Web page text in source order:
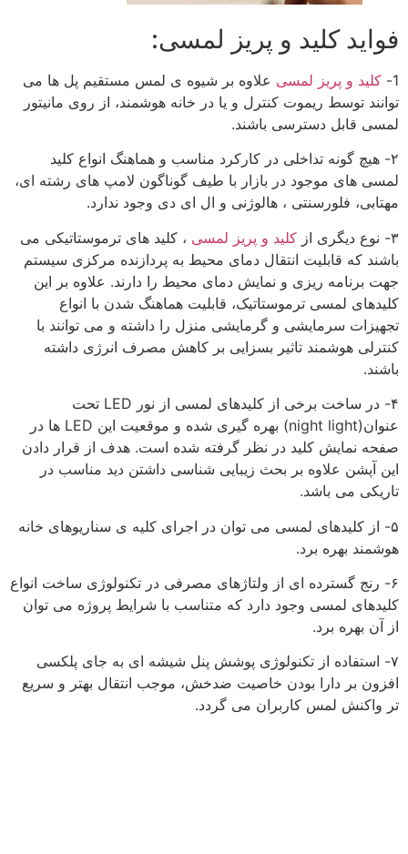
فواید کلید و پریز لمسی:
1- کلید و پریز لمسی علاوه بر شیوه ی لمس مستقیم پل ها می
توانند توسط ریموت کنترل و یا در خانه هوشمند، از روی مانیتور
لمسی قابل دسترسی باشند.
۲- هیچ گونه تداخلی در کارکرد مناسب و هماهنگ انواع کلید
لمسی های موجود در بازار با طیف گوناگون لامپ های رشته ای،
مهتابی، فلورسنتی ، هالوژنی و ال ای دی وجود ندارد.
۳- نوع دیگری از
کلید و پریز لمسی ، کلید های ترموستاتیکی می
باشند که قابلیت انتقال دمای محیط به پردازنده مرکزی سیستم
جهت برنامه ریزی و نمایش دمای محیط را دارند. علاوه بر این
کلیدهای لمسی ترموستاتیک، قابلیت هماهنگ شدن با انواع
تجهیزات سرمایشی و گرمایشی منزل را داشته و می توانند با
کنترلی هوشمند تاثیر بسزایی بر کاهش مصرف انرژی داشته
باشند.
۴- در ساخت برخی از کلیدهای لمسی از نور LED تحت
عنوان(night light) بهره گیری شده و موقعیت این LED ها در
صفحه نمایش کلید در نظر گرفته شده است. هدف از قرار دادن
این آپشن علاوه بر بحث زیبایی شناسی داشتن دید مناسب در
تاریکی می باشد.
۵- از کلیدهای لمسی می توان در اجرای کلیه ی سناریوهای خانه
هوشمند بهره برد.
۶- رنج گسترده ای از ولتاژهای مصرفی در تکنولوژی ساخت انواع
کلیدهای لمسی وجود دارد که متناسب با شرایط پروژه می توان
از آن بهره برد.
۷- استفاده از تکنولوژی پوشش پنل شیشه ای به جای پلکسی
افزون بر دارا بودن خاصیت ضدخش، موجب انتقال بهتر و سریع
تر واکنش لمس کاربران می گردد.